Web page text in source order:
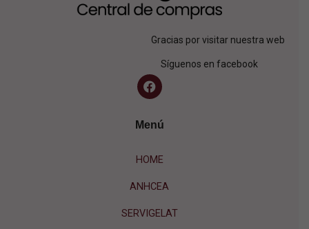
Gracias por visitar nuestra web
Síguenos en facebook
Menú
HOME
ANHCEA
SERVIGELAT